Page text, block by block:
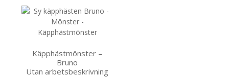
Käpphästmönster –
Bruno
Utan arbetsbeskrivning